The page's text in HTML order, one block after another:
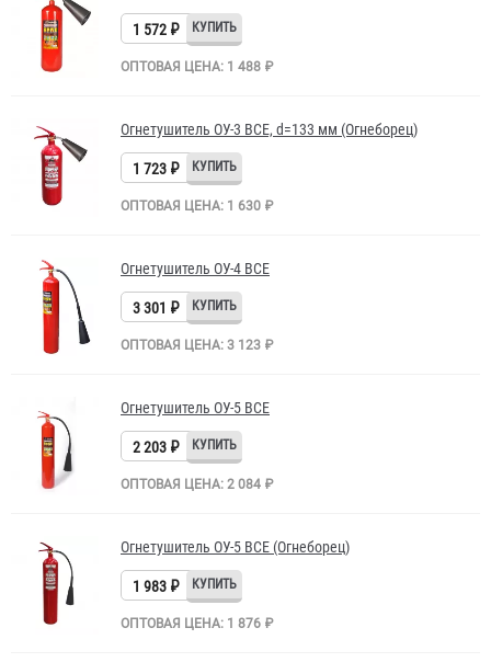
1 572 ₽
ОПТОВАЯ ЦЕНА: 1 488 ₽
Огнетушитель ОУ-3 BCE, d=133 мм (Огнеборец)
1 723 ₽
ОПТОВАЯ ЦЕНА: 1 630 ₽
Огнетушитель ОУ-4 BCE
3 301 ₽
ОПТОВАЯ ЦЕНА: 3 123 ₽
Огнетушитель ОУ-5 BCE
2 203 ₽
ОПТОВАЯ ЦЕНА: 2 084 ₽
Огнетушитель ОУ-5 BCE (Огнеборец)
1 983 ₽
ОПТОВАЯ ЦЕНА: 1 876 ₽